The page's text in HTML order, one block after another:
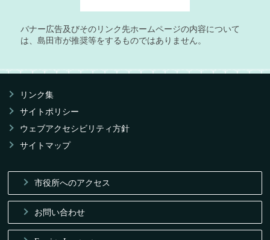
バナー広告及びそのリンク先ホームページの内容について
は、島田市が推奨等をするものではありません。
リンク集
サイトポリシー
ウェブアクセシビリティ方針
サイトマップ
市役所へのアクセス
お問い合わせ